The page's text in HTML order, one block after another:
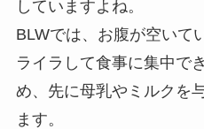
していますよね。
BLWでは、 お腹が空いて
ライラして食事に集中で
め、先に母乳やミルクを
ます。